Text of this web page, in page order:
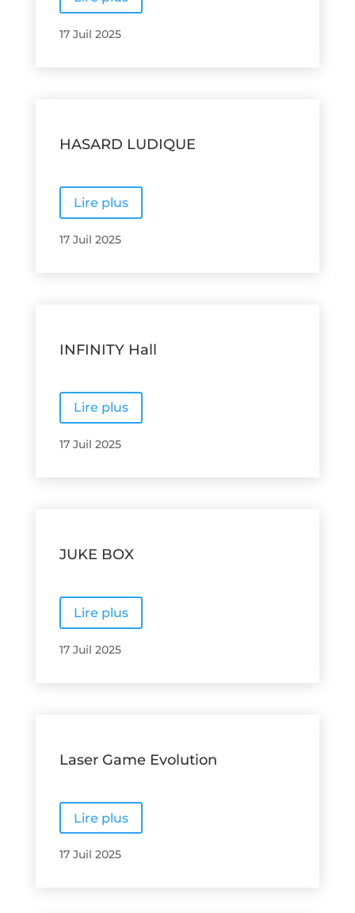
17 Juil 2025
HASARD LUDIQUE
Lire plus
17 Juil 2025
INFINITY Hall
Lire plus
17 Juil 2025
JUKE BOX
Lire plus
17 Juil 2025
Laser Game Evolution
Lire plus
17 Juil 2025